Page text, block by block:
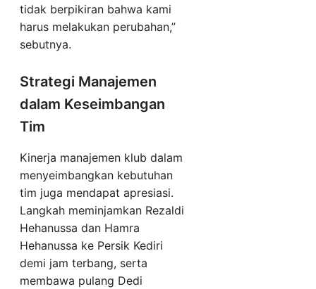
tidak berpikiran bahwa kami
harus melakukan perubahan,”
sebutnya.
Strategi Manajemen
dalam Keseimbangan
Tim
Kinerja manajemen klub dalam
menyeimbangkan kebutuhan
tim juga mendapat apresiasi.
Langkah meminjamkan Rezaldi
Hehanussa dan Hamra
Hehanussa ke Persik Kediri
demi jam terbang, serta
membawa pulang Dedi